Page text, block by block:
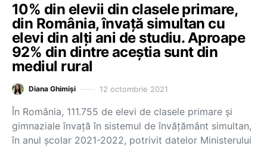
10% din elevii din clasele primare,
din România, învață simultan cu
elevi din alți ani de studiu. Aproape
92% din dintre aceștia sunt din
mediul rural
Diana Ghimiși 12 octombrie 2021
În România, 111.755 de elevi de clasele primare și
gimnaziale învață în sistemul de învățământ simultan,
în anul școlar 2021-2022, potrivit datelor Ministerului